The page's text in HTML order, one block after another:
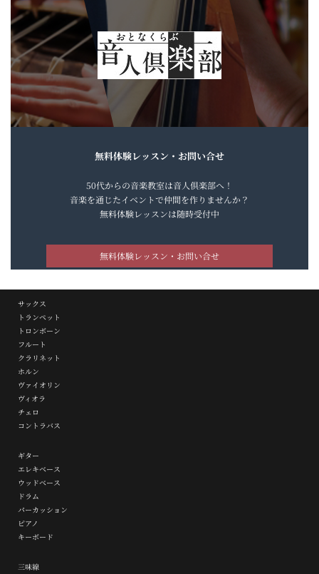
無料体験レッスン・お問い合せ
50代からの音楽教室は音人倶楽部へ！
音楽を通じたイベントで仲間を作りませんか？
無料体験レッスンは随時受付中
無料体験レッスン・お問い合せ
サックス
トランペット
トロンボーン
フルート
クラリネット
ホルン
ヴァイオリン
ヴィオラ
チェロ
コントラバス
ギター
エレキベース
ウッドベース
ドラム
パーカッション
ピアノ
キーボード
三味線